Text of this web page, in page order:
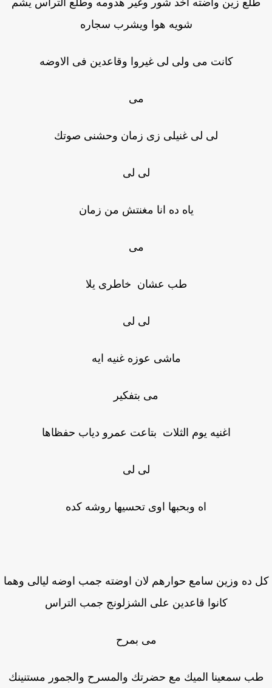
طلع زين واضته اخد شور وغير هدومه وطلع التراس يشم
شويه هوا ويشرب سجاره
كانت مى ولى لى غيروا وقاعدين فى الاوضه
مى
لى لى غنيلى زى زمان وحشنى صوتك
لى لى
ياه ده انا مغنتش من زمان
مى
طب عشان خاطرى يلا
لى لى
ماشى عوزه غنيه ايه
مى بتفكير
اغنيه يوم الثلات بتاعت عمرو دياب حفظاها
لى لى
اه وبحبها اوى تحسيها روشه كده
ده وزين سامع حوارهم لان اوضته جمب اوضه ليالى وهما
كانوا قاعدين على الشزلونج جمب التراس
مى بمرح
سمعينا الميك مع حضرتك والمسرح والجمور مستنينك